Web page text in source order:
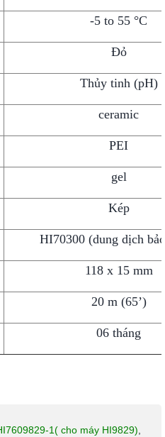
-5 to 55 °C
Đỏ
Thủy tinh (pH)
ceramic
PEI
gel
Kép
HI70300 (dung dịch
118 x 15 mm
20 m (65’)
06 tháng
1( cho máy HI9829),